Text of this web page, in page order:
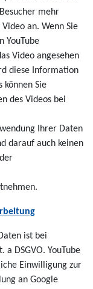
mehr
an. Wenn Sie
YouTube
Video angesehen
diese Information
können Sie
des Videos bei
Ihrer Daten
darauf auch keinen
ist bei
DSGVO. YouTube
Einwilligung zur
an Google